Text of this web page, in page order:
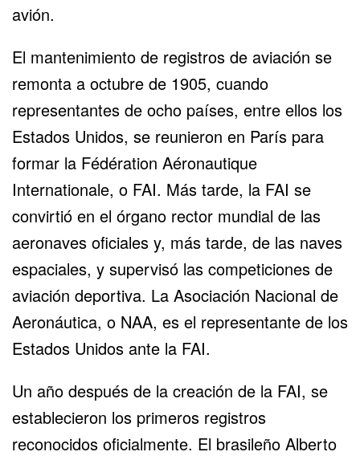
avión.
El mantenimiento de registros de aviación se
remonta a octubre de 1905, cuando
representantes de ocho países, entre ellos los
Estados Unidos, se reunieron en París para
formar la Fédération Aéronautique
Internationale, o FAI. Más tarde, la FAI se
convirtió en el órgano rector mundial de las
aeronaves oficiales y, más tarde, de las naves
espaciales, y supervisó las competiciones de
aviación deportiva. La Asociación Nacional de
Aeronáutica, o NAA, es el representante de los
Estados Unidos ante la FAI.
Un año después de la creación de la FAI, se
establecieron los primeros registros
reconocidos oficialmente. El brasileño Alberto